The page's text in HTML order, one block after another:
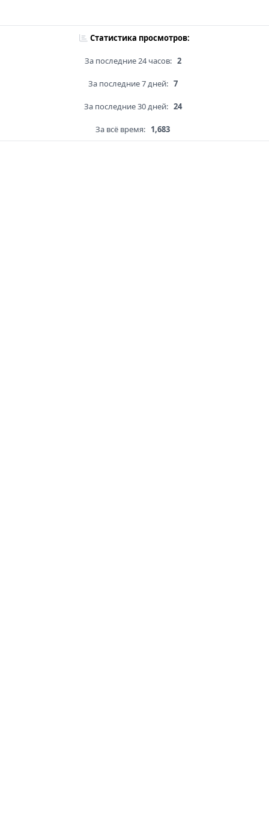
Статистика просмотров:
За последние 24 часов: 2
За последние 7 дней: 7
За последние 30 дней: 24
За всё время: 1,683